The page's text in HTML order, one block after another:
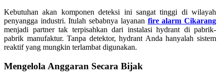
Kebutuhan akan komponen deteksi ini sangat tinggi di wilayah
penyangga industri. Itulah sebabnya layanan fire alarm Cikarang
menjadi partner tak terpisahkan dari instalasi hydrant di pabrik-
pabrik manufaktur. Tanpa detektor, hydrant Anda hanyalah sistem
reaktif yang mungkin terlambat digunakan.
Mengelola Anggaran Secara Bijak